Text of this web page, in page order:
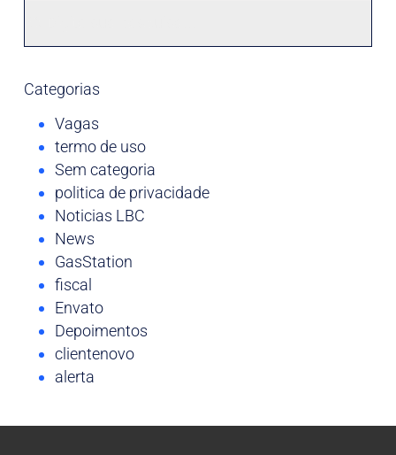
Categorias
Vagas
termo de uso
Sem categoria
politica de privacidade
Noticias LBC
News
GasStation
fiscal
Envato
Depoimentos
clientenovo
alerta